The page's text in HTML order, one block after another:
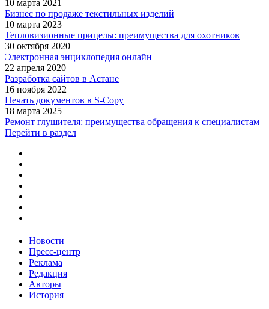
10 марта 2021
Бизнес по продаже текстильных изделий
10 марта 2023
Тепловизионные прицелы: преимущества для охотников
30 октября 2020
Электронная энциклопедия онлайн
22 апреля 2020
Разработка сайтов в Астане
16 ноября 2022
Печать документов в S-Copy
18 марта 2025
Ремонт глушителя: преимущества обращения к специалистам
Перейти в раздел
Новости
Пресс-центр
Реклама
Редакция
Авторы
История